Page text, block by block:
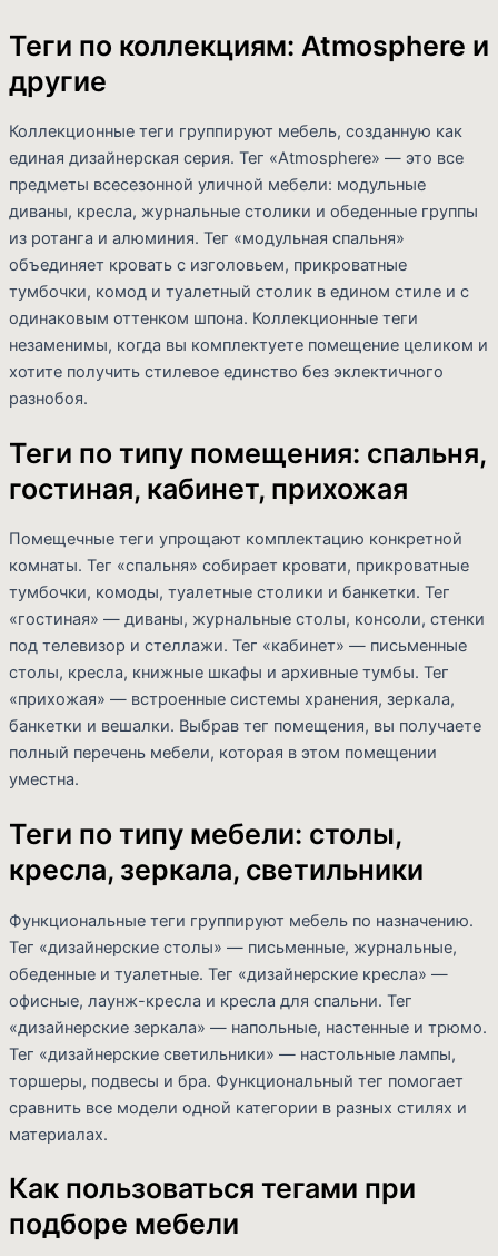
Теги по коллекциям: Atmosphere и
другие
Коллекционные теги группируют мебель, созданную как
единая дизайнерская серия. Тег «Atmosphere» — это все
предметы всесезонной уличной мебели: модульные
диваны, кресла, журнальные столики и обеденные группы
из ротанга и алюминия. Тег «модульная спальня»
объединяет кровать с изголовьем, прикроватные
тумбочки, комод и туалетный столик в едином стиле и с
одинаковым оттенком шпона. Коллекционные теги
незаменимы, когда вы комплектуете помещение целиком и
хотите получить стилевое единство без эклектичного
разнобоя.
Теги по типу помещения: спальня,
гостиная, кабинет, прихожая
Помещечные теги упрощают комплектацию конкретной
комнаты. Тег «спальня» собирает кровати, прикроватные
тумбочки, комоды, туалетные столики и банкетки. Тег
«гостиная» — диваны, журнальные столы, консоли, стенки
под телевизор и стеллажи. Тег «кабинет» — письменные
столы, кресла, книжные шкафы и архивные тумбы. Тег
«прихожая» — встроенные системы хранения, зеркала,
банкетки и вешалки. Выбрав тег помещения, вы получаете
полный перечень мебели, которая в этом помещении
уместна.
Теги по типу мебели: столы,
кресла, зеркала, светильники
Функциональные теги группируют мебель по назначению.
Тег «дизайнерские столы» — письменные, журнальные,
обеденные и туалетные. Тег «дизайнерские кресла» —
офисные, лаунж-кресла и кресла для спальни. Тег
«дизайнерские зеркала» — напольные, настенные и трюмо.
Тег «дизайнерские светильники» — настольные лампы,
торшеры, подвесы и бра. Функциональный тег помогает
сравнить все модели одной категории в разных стилях и
материалах.
Как пользоваться тегами при
подборе мебели